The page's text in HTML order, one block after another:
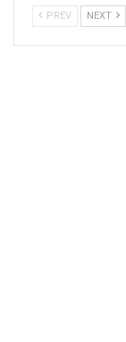
PREV NEXT